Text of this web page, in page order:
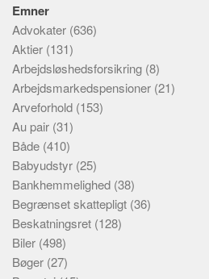
Emner
Advokater (636)
Aktier (131)
Arbejdsløshedsforsikring (8)
Arbejdsmarkedspensioner (21)
Arveforhold (153)
Au pair (31)
Både (410)
Babyudstyr (25)
Bankhemmelighed (38)
Begrænset skattepligt (36)
Beskatningsret (128)
Biler (498)
Bøger (27)